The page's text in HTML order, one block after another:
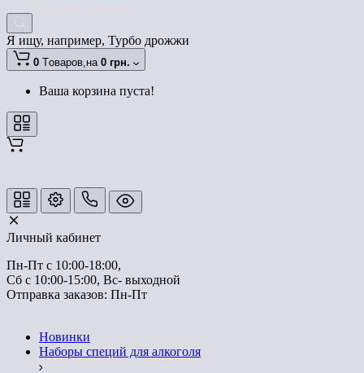
Я ищу, например, Турбо дрожжи
0 Tоваров,на 0 грн.
Ваша корзина пуста!
Личный кабинет
Пн-Пт с 10:00-18:00,
Отправка заказов: Пн-Пт
Новинки
Наборы специй для алкоголя